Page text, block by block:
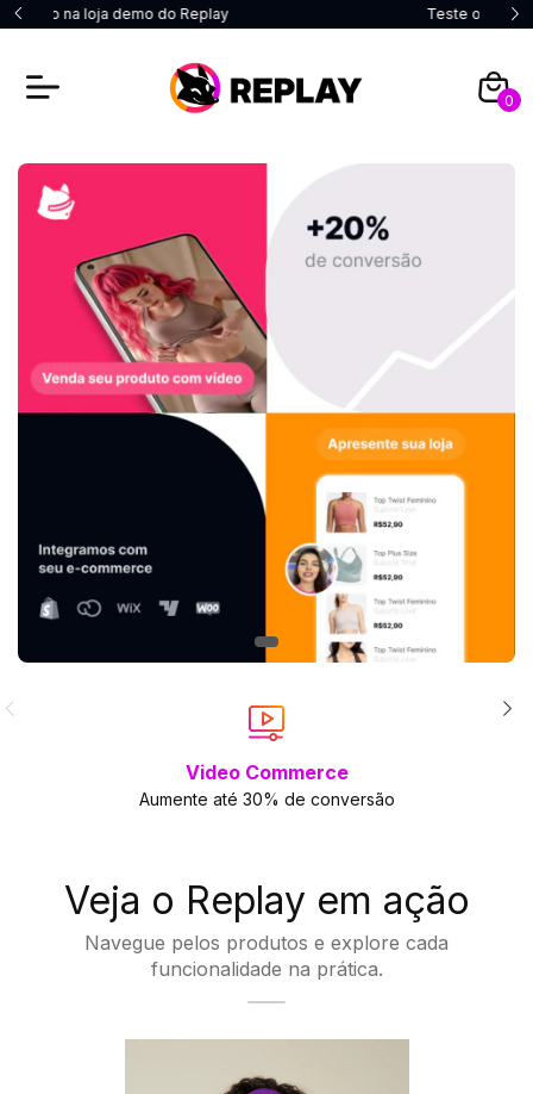
Teste o app agora!
0
Personalização total
Deixe tudo de seu jeito!
Veja o Replay em ação
Navegue pelos produtos e explore cada
funcionalidade na prática.